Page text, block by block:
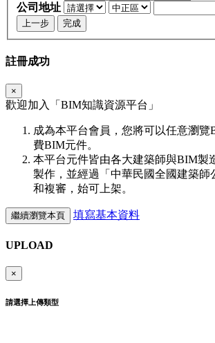
公司地址
上一步 完成
註冊成功
×
歡迎加入「 BIM知識資源平台」
成為本平台會員，您將可以任意瀏
費BIM元件。
本平台元件皆由各大建築師與BIM製
製作，並經過「中華民國全國建築師
和複審，始可上架。
繼續瀏覽本頁 填寫基本資料
UPLOAD
×
請選擇上傳類型